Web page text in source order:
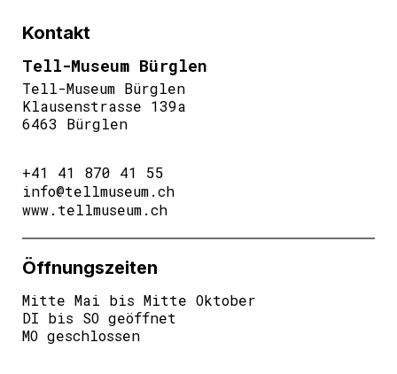
Kontakt
Tell-Museum Bürglen
Tell-Museum Bürglen
Klausenstrasse 139a
6463 Bürglen
+41 41 870 41 55
info@tellmuseum.ch
www.tellmuseum.ch
Öffnungszeiten
Mitte Mai bis Mitte Oktober
DI bis SO geöffnet
MO geschlossen